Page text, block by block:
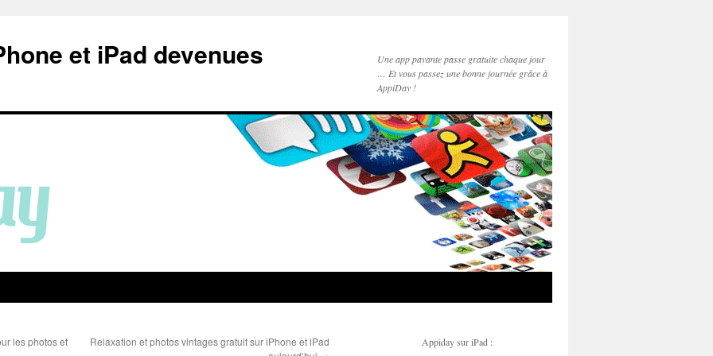
et iPad devenues
Une app payante passe gratuite chaque jour
… Et vous passez une bonne journée grâce à
AppiDay !
les photos et
Relaxation et photos vintages gratuit sur iPhone et iPad
Appiday sur iPad :